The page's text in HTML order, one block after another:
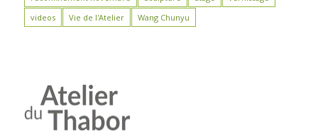
videos
Vie de l'Atelier Wang Chunyu